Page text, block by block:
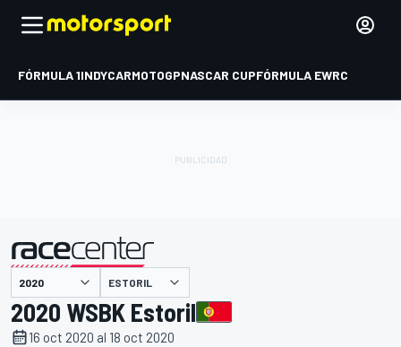
FÓRMULA 1INDYCARMOTOGPNASCAR CUPFÓRMULA EWRC
presentado por ESTORIL
2020 WSBK Estoril
16 oct 2020 al 18 oct 2020